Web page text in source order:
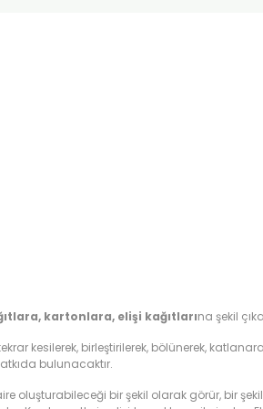
kartonlara, elişi kağıtlarına şekil
kesilerek, birleştirilerek, bölünerek,
bulunacaktır.
oluşturabileceği bir şekil olarak görür, bir